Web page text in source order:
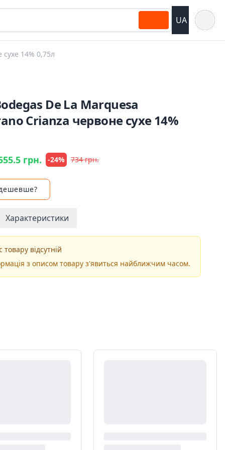
UA
14% 0,75л
De La Marquesa
Crianza червоне сухе 14%
грн. -24% 734 грн.
Характеристики
товару відсутній
з описом товару з'явиться найближчим часом.